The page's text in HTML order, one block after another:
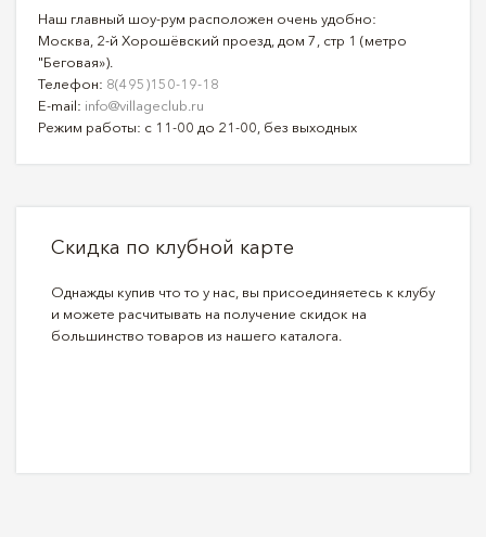
Наш главный шоу-рум расположен очень удобно:
Москва, 2-й Хорошёвский проезд, дом 7, стр 1 (метро
"Беговая»).
Телефон: 8(495)150-19-18
E-mail: info@villageclub.ru
Режим работы: с 11-00 до 21-00, без выходных
Скидка по клубной карте
Однажды купив что то у нас, вы присоединяетесь к клубу
и можете расчитывать на получение скидок на
большинство товаров из нашего каталога.